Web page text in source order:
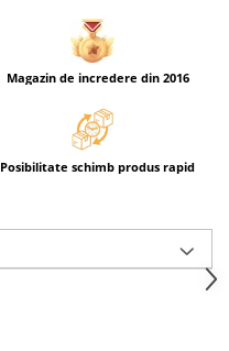
Magazin de incredere din 2016
Posibilitate schimb produs rapid